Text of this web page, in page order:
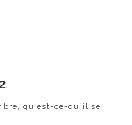
qu’est-ce-qu’il se